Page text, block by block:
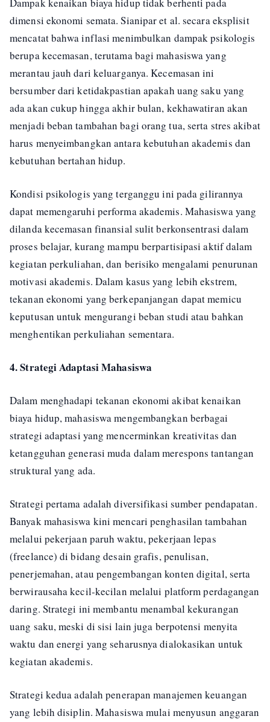
dimensi ekonomi semata. Sianipar et al. secara eksplisit
mencatat bahwa inflasi menimbulkan dampak psikologis
berupa kecemasan, terutama bagi mahasiswa yang
merantau jauh dari keluarganya. Kecemasan ini
bersumber dari ketidakpastian apakah uang saku yang
ada akan cukup hingga akhir bulan, kekhawatiran akan
menjadi beban tambahan bagi orang tua, serta stres akibat
harus menyeimbangkan antara kebutuhan akademis dan
kebutuhan bertahan hidup.
Kondisi psikologis yang terganggu ini pada gilirannya
dapat memengaruhi performa akademis. Mahasiswa yang
dilanda kecemasan finansial sulit berkonsentrasi dalam
proses belajar, kurang mampu berpartisipasi aktif dalam
kegiatan perkuliahan, dan berisiko mengalami penurunan
motivasi akademis. Dalam kasus yang lebih ekstrem,
tekanan ekonomi yang berkepanjangan dapat memicu
keputusan untuk mengurangi beban studi atau bahkan
menghentikan perkuliahan sementara.
4. Strategi Adaptasi Mahasiswa
Dalam menghadapi tekanan ekonomi akibat kenaikan
biaya hidup, mahasiswa mengembangkan berbagai
strategi adaptasi yang mencerminkan kreativitas dan
ketangguhan generasi muda dalam merespons tantangan
struktural yang ada.
Strategi pertama adalah diversifikasi sumber pendapatan.
Banyak mahasiswa kini mencari penghasilan tambahan
melalui pekerjaan paruh waktu, pekerjaan lepas
(freelance) di bidang desain grafis, penulisan,
penerjemahan, atau pengembangan konten digital, serta
berwirausaha kecil-kecilan melalui platform perdagangan
daring. Strategi ini membantu menambal kekurangan
uang saku, meski di sisi lain juga berpotensi menyita
waktu dan energi yang seharusnya dialokasikan untuk
kegiatan akademis.
Strategi kedua adalah penerapan manajemen keuangan
yang lebih disiplin. Mahasiswa mulai menyusun anggaran